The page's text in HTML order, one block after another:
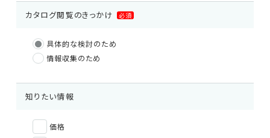
RF関連製品・試験システム
EMCソリューションセンター
修理・校正
カタログ閲覧のきっかけ 必須
具体的な検討のため
情報収集のため
知りたい情報
価格